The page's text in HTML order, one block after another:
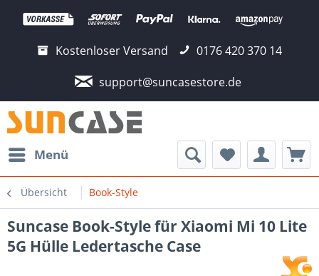
Kostenloser Versand
0176 420 370 14
support@suncasestore.de
Menü
Übersicht Book-Style
Suncase Book-Style für Xiaomi Mi 10 Lite
5G Hülle Ledertasche Case